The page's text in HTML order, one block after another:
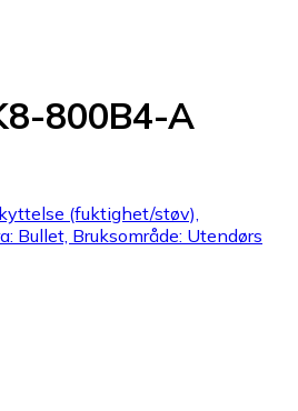
800B4-A
(fuktighet/støv),
Bullet, Bruksområde: Utendørs